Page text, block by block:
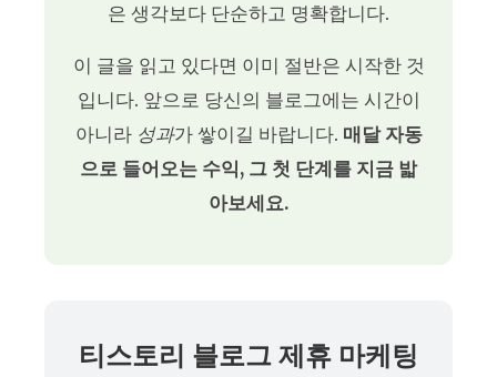
은 생각보다 단순하고 명확합니다.
이 글을 읽고 있다면 이미 절반은 시작한 것
입니다. 앞으로 당신의 블로그에는 시간이
아니라 성과가 쌓이길 바랍니다. 매달 자동
으로 들어오는 수익, 그 첫 단계를 지금 밟
아보세요.
티스토리 블로그 제휴 마케팅